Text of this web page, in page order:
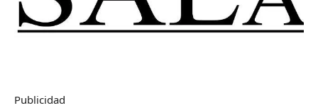
Publicidad